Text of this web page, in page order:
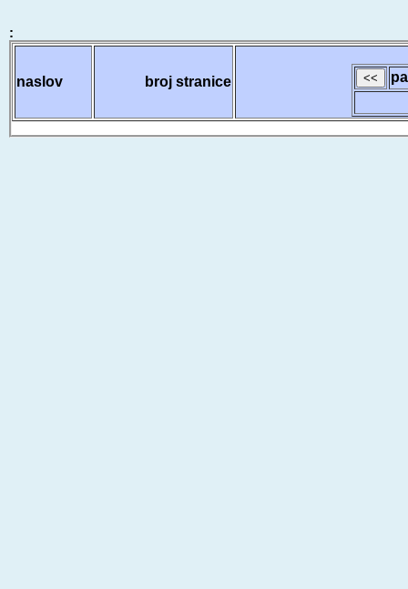
:
naslov broj stranice